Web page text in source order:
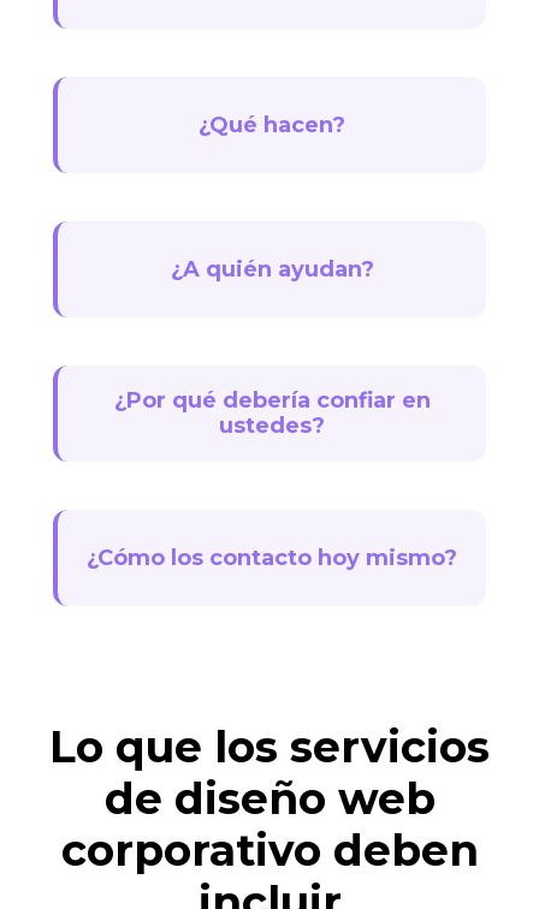
¿Qué hacen?
¿A quién ayudan?
¿Por qué debería confiar en
ustedes?
¿Cómo los contacto hoy mismo?
Lo que los servicios
de diseño web
corporativo deben